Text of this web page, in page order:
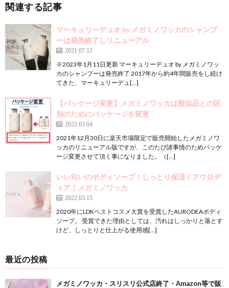
関連する記事
マーキュリーデュオ by メガミノワッカのシャンプ
ーは発売終了しリニューアル
2021.07.11
※2023年1月11日更新 マーキュリーデュオ by メガミノワッ
カのシャンプーは発売終了 2017年から約4年間販売をし続け
てきた、マーキュリーデュ[…]
【パッケージ変更】メガミノワッカは類似品との区
別のためにパッケージを変更
2022.03.04
2021年12月30日に楽天市場限定で販売開始したメガミノワ
ッカのリニューアル版ですが、このたび諸事情のためパッケ
ージ変更させて頂く事になりました。（[…]
いい匂いのボディソープ！しっとり保湿！アウロデ
ィア｜メガミノワッカ
2022.03.15
2020年にLDKベストコスメ大賞を受賞したAURODEAボディ
ソープ。 受賞できた理由としては、汚れはしっかりと落とす
けど、しっとりと仕上がる使用感[…]
最近の投稿
メガミノワッカ・スリスリ公式店終了・Amazon等で販